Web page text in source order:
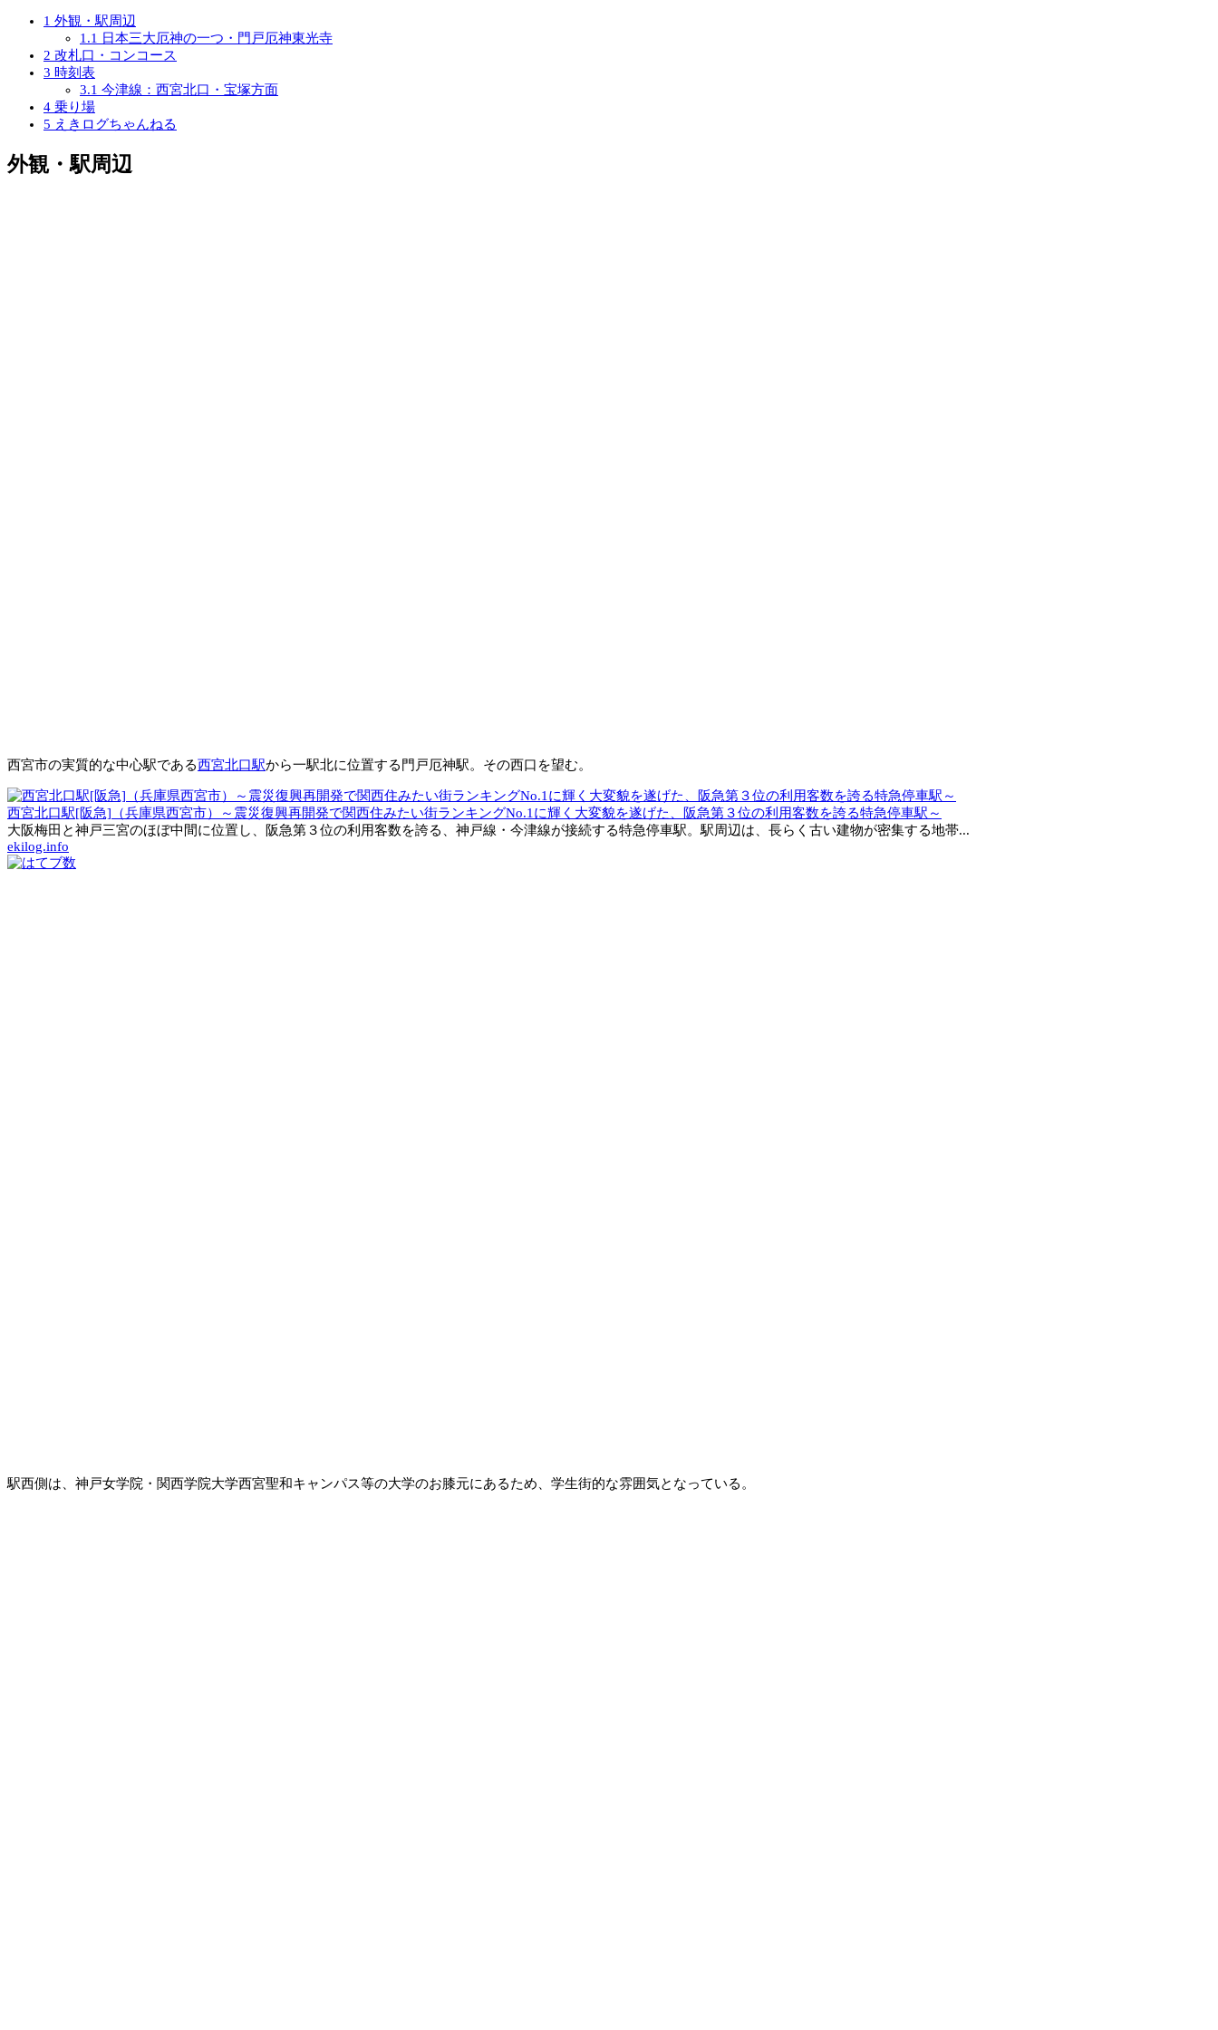
1 外観・駅周辺
1.1
日本三大厄神の一つ・門戸厄神東光寺
2 改札口・コンコース
3 時刻表
3.1 今津線：西宮北口・宝塚方面
4 乗り場
5 えきログちゃんねる
外観・駅周辺
西宮市の実質的な中心駅である西宮北口駅から一駅北に位置する門戸厄神駅。その西口を望む。
西宮北口駅[阪急]（兵庫県西宮市）～震災復興再開発で関西住みたい街ランキングNo.1に輝く大変貌を遂げた、阪急第３位の利用客数を誇る特急停車駅～
大阪梅田と神戸三宮のほぼ中間に位置し、阪急第３位の利用客数を誇る、神戸線・今津線が接続する特急停車駅。駅周辺は、長らく古い建物が密集する地帯...
ekilog.info
駅西側は、神戸女学院・関西学院大学西宮聖和キャンパス等の大学のお膝元にあるため、学生街的な雰囲気となっている。